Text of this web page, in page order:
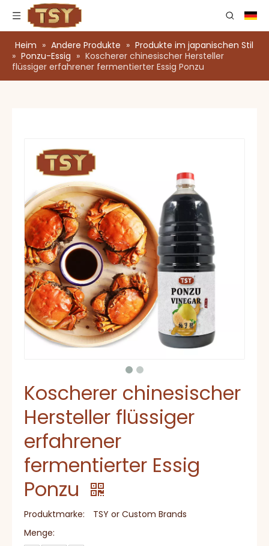
Heim » Andere Produkte » Produkte im japanischen Stil
» Ponzu-Essig » Koscherer chinesischer Hersteller
flüssiger erfahrener fermentierter Essig Ponzu
Koscherer chinesischer
Hersteller flüssiger
erfahrener
fermentierter Essig
Ponzu
Produktmarke:
TSY or Custom Brands
Menge: